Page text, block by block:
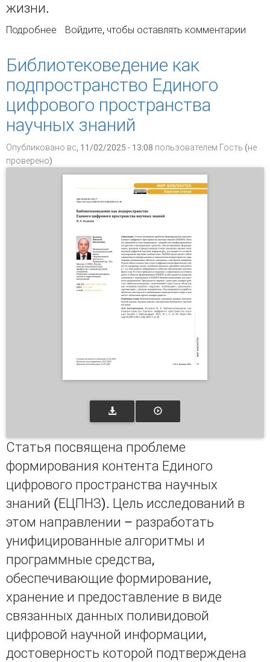
жизни.
Подробнее о Персонализация как принцип создания
Войдите, чтобы оставлять комментарии
Библиотековедение как
подпространство Единого
цифрового пространства
научных знаний
Опубликовано вс, 11/02/2025 - 13:08 пользователем Гость (не
проверено)
Статья посвящена проблеме
формирования контента Единого
цифрового пространства научных
знаний (ЕЦПНЗ). Цель исследований в
этом направлении – разработать
унифицированные алгоритмы и
программные средства,
обеспечивающие формирование,
хранение и предоставление в виде
связанных данных поливидовой
цифровой научной информации,
достоверность которой подтверждена